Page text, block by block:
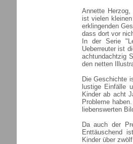
Annette
ist vielen
erklingenden
dass dort vor
In der Serie
Ueberreuter ist
achtundachtzig
den netten
Die Geschichte
lustige Einfälle
Kinder ab acht
Probleme
liebenswerten
Da auch der
Enttäuschend
Kinder über